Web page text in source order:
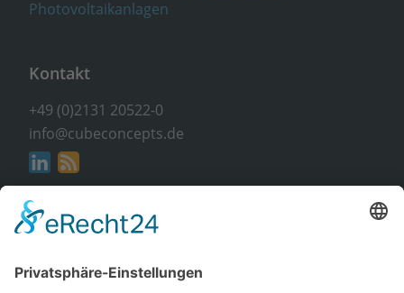
Kontakt
+49 (0)2131 20522-0
info@cubeconcepts.de
Adresse
CUBE CONCEPTS GmbH